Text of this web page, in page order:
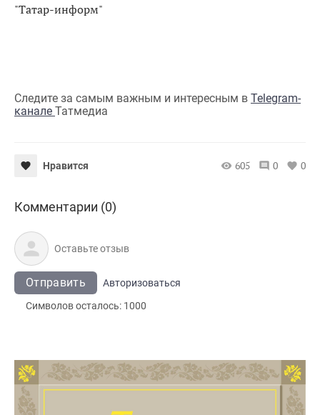
"Татар-информ"
Следите за самым важным и интересным в Telegram-
канале Татмедиа
Нравится 605 0 0
Комментарии (0)
Отправить
Авторизоваться
Символов осталось: 1000